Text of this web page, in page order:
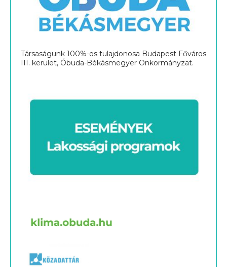
Társaságunk 100%-os tulajdonosa Budapest Főváros
III. kerület, Óbuda-Békásmegyer Önkormányzat.